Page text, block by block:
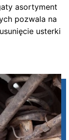
asortyment
pozwala na
usterki